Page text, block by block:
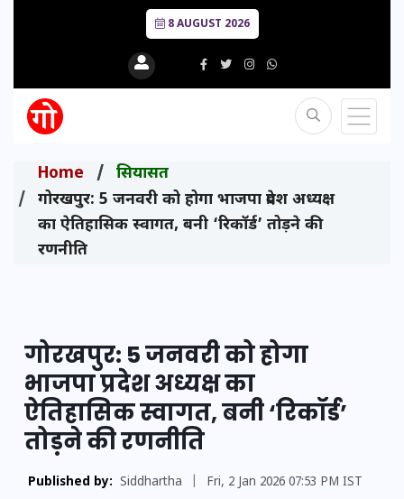
8 AUGUST 2026
Home
सियासत
गोरखपुर: 5 जनवरी को होगा भाजपा प्रदेश अध्यक्ष
का ऐतिहासिक स्वागत, बनी ‘रिकॉर्ड’ तोड़ने की
रणनीति
गोरखपुर: 5 जनवरी को होगा
भाजपा प्रदेश अध्यक्ष का
ऐतिहासिक स्वागत, बनी ‘रिकॉर्ड’
तोड़ने की रणनीति
Published by: Siddhartha Fri, 2 Jan 2026 07:53 PM IST